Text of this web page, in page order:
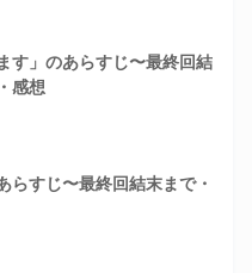
す」のあらすじ〜最終回結
感想
らすじ〜最終回結末まで・